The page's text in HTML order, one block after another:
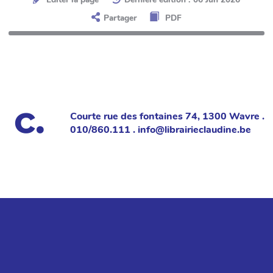
Partager
PDF
Courte rue des fontaines 74, 1300 Wavre .
010/860.111 . info@librairieclaudine.be